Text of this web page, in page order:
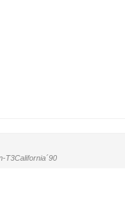
T3California´90